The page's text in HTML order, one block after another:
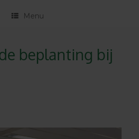
Menu
beplanting bij